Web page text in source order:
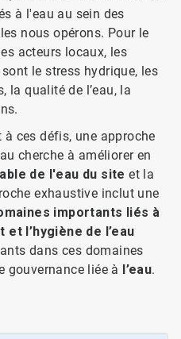
à l'eau au sein des
nous opérons. Pour le
acteurs locaux, les
le stress hydrique, les
la qualité de l’eau, la
ces défis, une approche
cherche à améliorer en
de l'eau du site et la
exhaustive inclut une
importants liés à
et l’hygiène de l’eau
dans ces domaines
gouvernance liée à l’eau.